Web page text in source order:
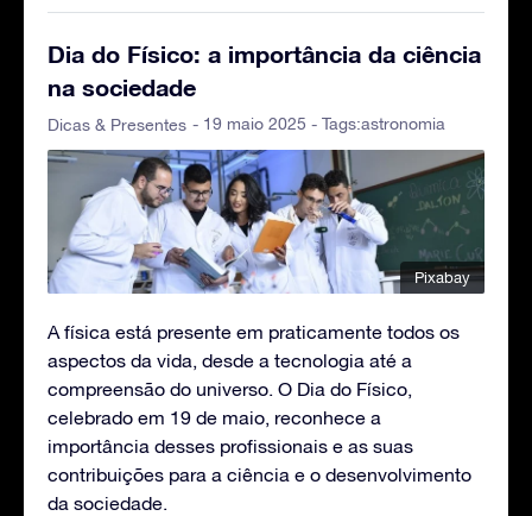
Dia do Físico: a importância da ciência
na sociedade
Dicas & Presentes - 19 maio 2025 - Tags:astronomia
Pixabay
A física está presente em praticamente todos os
aspectos da vida, desde a tecnologia até a
compreensão do universo. O Dia do Físico,
celebrado em 19 de maio, reconhece a
importância desses profissionais e as suas
contribuições para a ciência e o desenvolvimento
da sociedade.